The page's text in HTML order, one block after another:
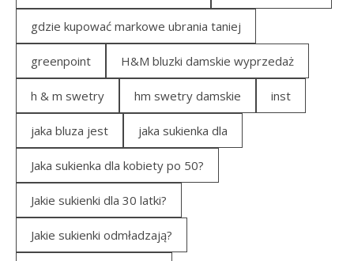
gdzie kupować markowe ubrania taniej
greenpoint H&M bluzki damskie wyprzedaż
h & m swetry hm swetry damskie inst
jaka bluza jest jaka sukienka dla
Jaka sukienka dla kobiety po 50?
Jakie sukienki dla 30 latki?
Jakie sukienki odmładzają?